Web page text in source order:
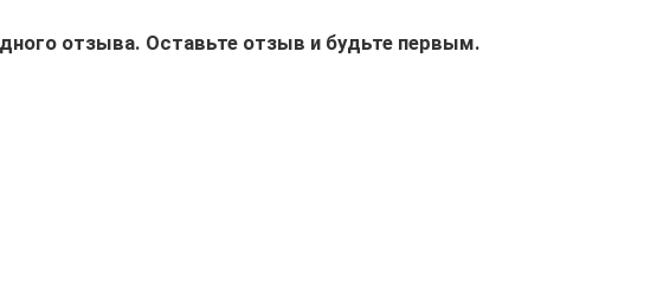
отзыва. Оставьте отзыв и будьте первым.